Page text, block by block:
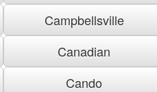
Campbellsville
Canadian
Cando